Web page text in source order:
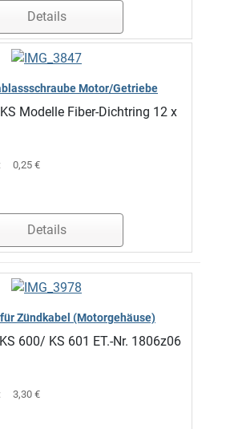
Details
Motor/Getriebe
Modelle Fiber-Dichtring 12 x
0,25 €
Details
Zündkabel (Motorgehäuse)
600/ KS 601 ET.-Nr. 1806z06
3,30 €